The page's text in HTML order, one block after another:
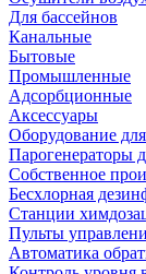
Для бассейнов
Канальные
Бытовые
Промышленные
Адсорбционные
Аксессуары
Оборудование
Парогенераторы
Собственное
Беcхлорная
Станции
Пульты
Автоматика